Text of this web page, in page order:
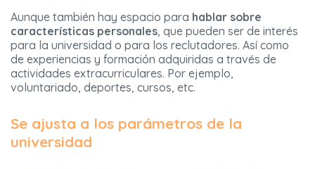
Aunque también hay espacio para hablar sobre
características personales, que pueden ser de interés
para la universidad o para los reclutadores. Así como
de experiencias y formación adquiridas a través de
actividades extracurriculares. Por ejemplo,
voluntariado, deportes, cursos, etc.
Se ajusta a los parámetros de la
universidad